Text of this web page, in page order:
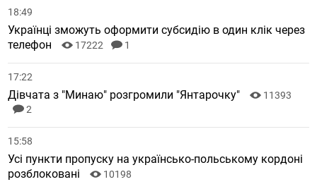
18:49
Українці зможуть оформити субсидію в один клік через
телефон
17222 1
17:22
Дівчата з "Минаю" розгромили "Янтарочку"
11393
2
15:58
Усі пункти пропуску на українсько-польському кордоні
розблоковані
10198